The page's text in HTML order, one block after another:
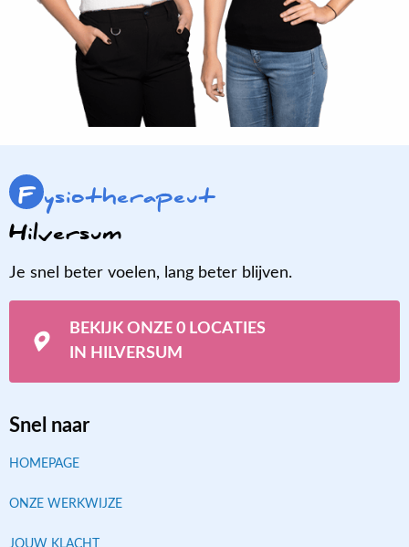
F ysiotherapeut
Hilversum
Je snel beter voelen, lang beter blijven.
BEKIJK ONZE 0 LOCATIES
IN HILVERSUM
Snel naar
HOMEPAGE
ONZE WERKWIJZE